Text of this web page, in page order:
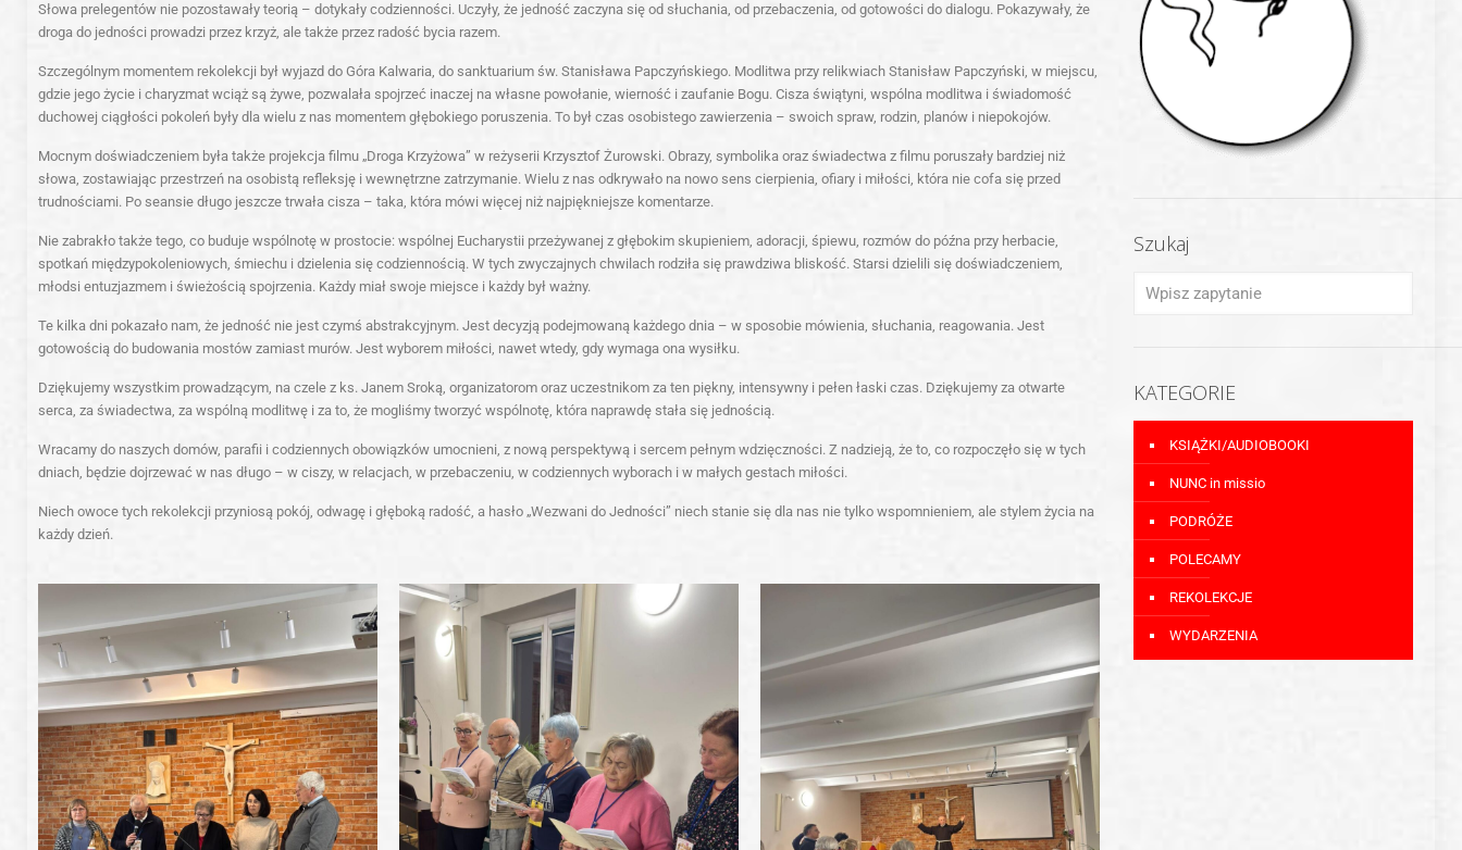
Słowa prelegentów nie pozostawały teorią – dotykały codzienności. Uczyły, że jedność zaczyna się od słuchania, od przebaczenia, od gotowości do dialogu. Pokazywały, że
droga do jedności prowadzi przez krzyż, ale także przez radość bycia razem.
Szczególnym momentem rekolekcji był wyjazd do Góra Kalwaria, do sanktuarium św. Stanisława Papczyńskiego. Modlitwa przy relikwiach Stanisław Papczyński, w miejscu,
gdzie jego życie i charyzmat wciąż są żywe, pozwalała spojrzeć inaczej na własne powołanie, wierność i zaufanie Bogu. Cisza świątyni, wspólna modlitwa i świadomość
duchowej ciągłości pokoleń były dla wielu z nas momentem głębokiego poruszenia. To był czas osobistego zawierzenia – swoich spraw, rodzin, planów i niepokojów.
Mocnym doświadczeniem była także projekcja filmu „Droga Krzyżowa” w reżyserii Krzysztof Żurowski. Obrazy, symbolika oraz świadectwa z filmu poruszały bardziej niż
słowa, zostawiając przestrzeń na osobistą refleksję i wewnętrzne zatrzymanie. Wielu z nas odkrywało na nowo sens cierpienia, ofiary i miłości, która nie cofa się przed
trudnościami. Po seansie długo jeszcze trwała cisza – taka, która mówi więcej niż najpiękniejsze komentarze.
Nie zabrakło także tego, co buduje wspólnotę w prostocie: wspólnej Eucharystii przeżywanej z głębokim skupieniem, adoracji, śpiewu, rozmów do późna przy herbacie,
spotkań międzypokoleniowych, śmiechu i dzielenia się codziennością. W tych zwyczajnych chwilach rodziła się prawdziwa bliskość. Starsi dzielili się doświadczeniem,
młodsi entuzjazmem i świeżością spojrzenia. Każdy miał swoje miejsce i każdy był ważny.
Te kilka dni pokazało nam, że jedność nie jest czymś abstrakcyjnym. Jest decyzją podejmowaną każdego dnia – w sposobie mówienia, słuchania, reagowania. Jest
gotowością do budowania mostów zamiast murów. Jest wyborem miłości, nawet wtedy, gdy wymaga ona wysiłku.
Dziękujemy wszystkim prowadzącym, na czele z ks. Janem Sroką, organizatorom oraz uczestnikom za ten piękny, intensywny i pełen łaski czas. Dziękujemy za otwarte
serca, za świadectwa, za wspólną modlitwę i za to, że mogliśmy tworzyć wspólnotę, która naprawdę stała się jednością.
Wracamy do naszych domów, parafii i codziennych obowiązków umocnieni, z nową perspektywą i sercem pełnym wdzięczności. Z nadzieją, że to, co rozpoczęło się w tych
dniach, będzie dojrzewać w nas długo – w ciszy, w relacjach, w przebaczeniu, w codziennych wyborach i w małych gestach miłości.
Niech owoce tych rekolekcji przyniosą pokój, odwagę i głęboką radość, a hasło „Wezwani do Jedności” niech stanie się dla nas nie tylko wspomnieniem, ale stylem życia na
każdy dzień.
Szukaj
KATEGORIE
KSIĄŻKI/AUDIOBOOKI
NUNC in missio
PODRÓŻE
POLECAMY
REKOLEKCJE
WYDARZENIA